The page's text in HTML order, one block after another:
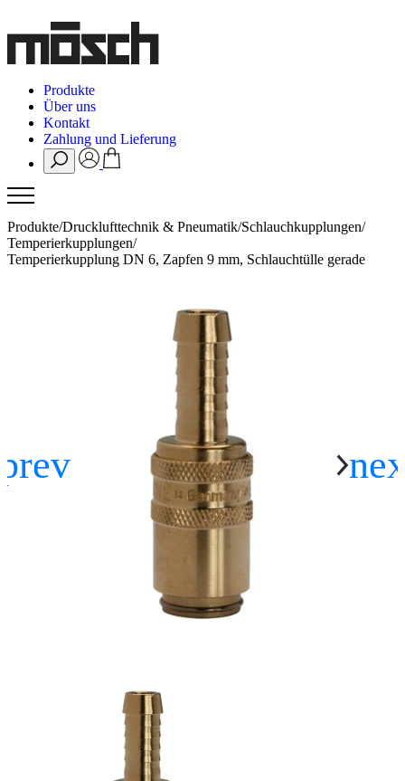
Produkte
Über uns
Kontakt
Zahlung und Lieferung
Produkte/Drucklufttechnik & Pneumatik/Schlauchkupplungen/
Temperierkupplungen/
Temperierkupplung DN 6, Zapfen 9 mm, Schlauchtülle gerade